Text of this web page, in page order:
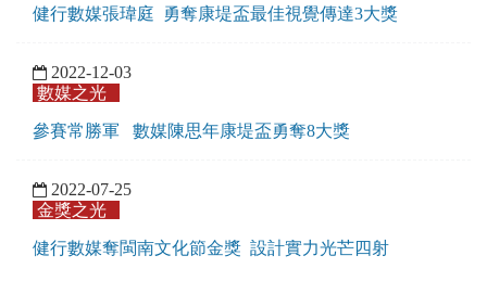
健行數媒張瑋庭 勇奪康堤盃最佳視覺傳達3大獎
2022-12-03
數媒之光
參賽常勝軍 數媒陳思年康堤盃勇奪8大獎
2022-07-25
金獎之光
健行數媒奪閩南文化節金獎 設計實力光芒四射